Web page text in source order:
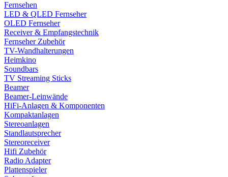
Fernsehen
LED & QLED Fernseher
OLED Fernseher
Receiver & Empfangstechnik
Fernseher Zubehör
TV-Wandhalterungen
Heimkino
Soundbars
TV Streaming Sticks
Beamer
Beamer-Leinwände
HiFi-Anlagen & Komponenten
Kompaktanlagen
Stereoanlagen
Standlautsprecher
Stereoreceiver
Hifi Zubehör
Radio Adapter
Plattenspieler